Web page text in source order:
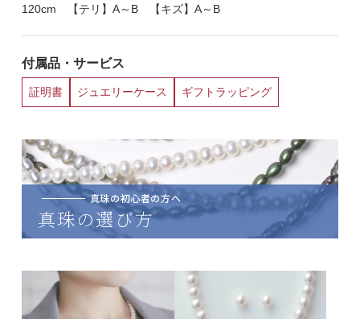
120cm 【テリ】A～B 【キズ】A～B
付属品・サービス
証明書 ジュエリーケース ギフトラッピング
真珠の初心者の方へ
真珠の選び方